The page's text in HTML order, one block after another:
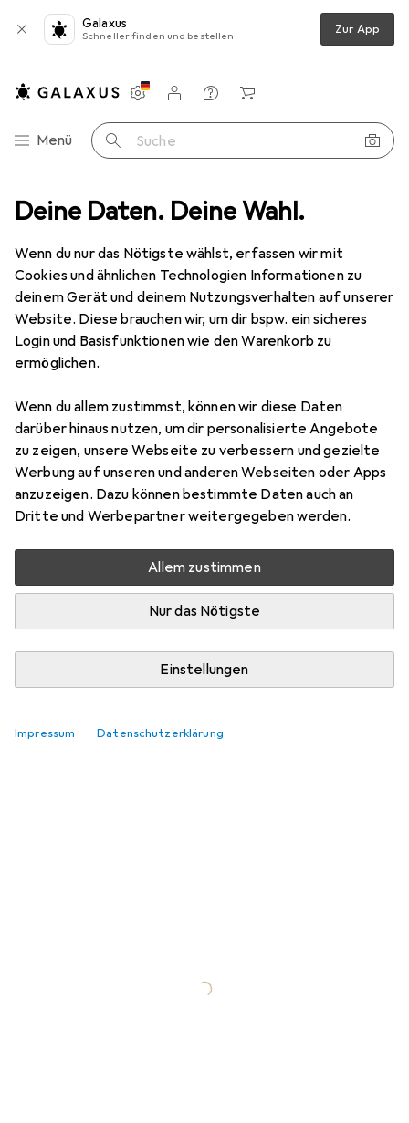
Deine Daten. Deine Wahl.
Wenn du nur das Nötigste wählst, erfassen wir mit
Cookies und ähnlichen Technologien Informationen zu
deinem Gerät und deinem Nutzungsverhalten auf unserer
Website. Diese brauchen wir, um dir bspw. ein sicheres
Login und Basisfunktionen wie den Warenkorb zu
ermöglichen.
Wenn du allem zustimmst, können wir diese Daten
darüber hinaus nutzen, um dir personalisierte Angebote
zu zeigen, unsere Webseite zu verbessern und gezielte
Werbung auf unseren und anderen Webseiten oder Apps
anzuzeigen. Dazu können bestimmte Daten auch an
Dritte und Werbepartner weitergegeben werden.
Allem zustimmen
Nur das Nötigste
Einstellungen
Impressum Datenschutzerklärung
Galaxus
Schneller finden und bestellen Zur App
Navigation nach Kategorien
Menü Suche
Einstellungen
Kundenkonto
Vergleichslisten
Merklisten
Warenkorb
Baby Plus
Kategorien anzeigen
Diese Marke gefällt mir